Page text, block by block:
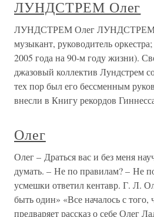
ЛУНДСТРЕМ Олег
ЛУНДСТРЕМ Олег ЛУНДСТРЕМ
музыкант, руководитель
2005 года на 90-м году жизни).
джазовый коллектив Лундстрем
тех пор был его бессменным
внесли в Книгу рекордов
Олег
Олег – Драться вас и без меня
думать. – Не по правилам? – Не
усмешки ответил кентавр. Г. Л.
быть один» «Все началось с того,
предваряет рассказ о себе Олег